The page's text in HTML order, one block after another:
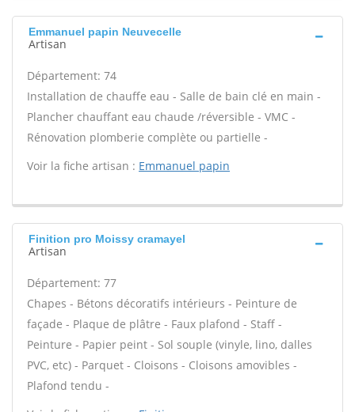
Emmanuel papin Neuvecelle
Artisan
Département: 74
Installation de chauffe eau - Salle de bain clé en main -
Plancher chauffant eau chaude /réversible - VMC -
Rénovation plomberie complète ou partielle -
Voir la fiche artisan : Emmanuel papin
Finition pro Moissy cramayel
Artisan
Département: 77
Chapes - Bétons décoratifs intérieurs - Peinture de
façade - Plaque de plâtre - Faux plafond - Staff -
Peinture - Papier peint - Sol souple (vinyle, lino, dalles
PVC, etc) - Parquet - Cloisons - Cloisons amovibles -
Plafond tendu -